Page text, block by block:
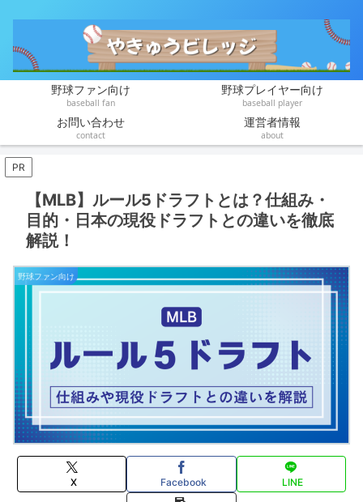
野球ファン向け
baseball fan
野球プレイヤー向け
baseball player
お問い合わせ
contact
運営者情報
about
PR
【MLB】ルール5ドラフトとは？仕組み・
目的・日本の現役ドラフトとの違いを徹底
解説！
野球ファン向け
X Facebook LINE